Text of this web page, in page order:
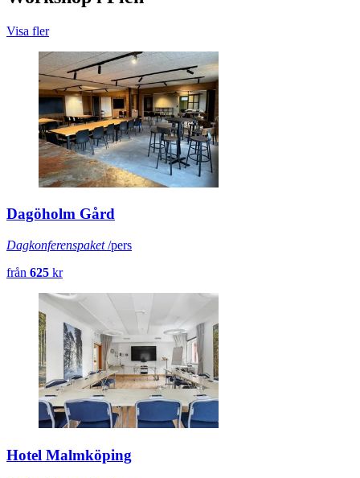
Visa fler
Dagöholm Gård
Dagkonferenspaket/pers
från 625 kr
Hotel Malmköping